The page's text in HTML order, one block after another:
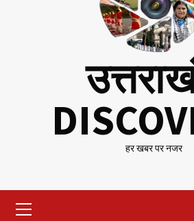
हर खबर पर नजर
Menu